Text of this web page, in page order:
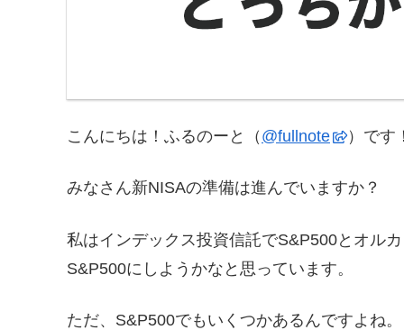
こんにちは！ふるのーと（ @fullnote ）です
みなさん新NISAの準備は進んでいますか？
私はインデックス投資信託でS&P500とオル
S&P500にしようかなと思っています。
ただ、S&P500でもいくつかあるんですよね。